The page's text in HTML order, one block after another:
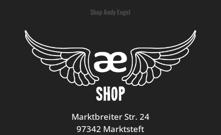
Shop Andy Engel
Marktbreiter Str. 24
97342 Marktsteft